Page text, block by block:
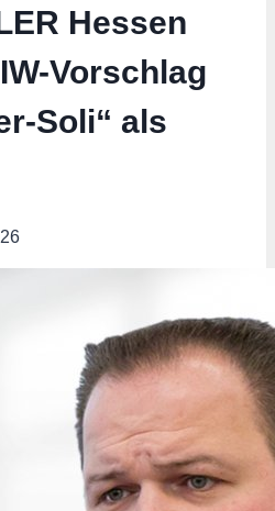
Hessen
Vorschlag
Soli“ als